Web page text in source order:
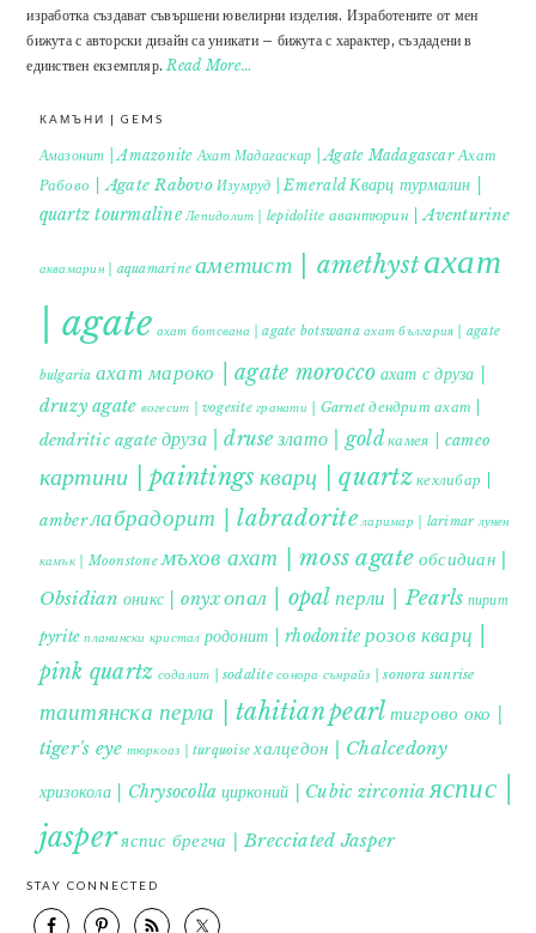
изработка създават съвършени ювелирни изделия. Изработените от мен
бижута с авторски дизайн са уникати – бижута с характер, създадени в
единствен екземпляр.Read More…
КАМЪНИ | GEMS
Амазонит | Amazonite Ахат Мадагаскар | Agate Madagascar Ахат
Рабово | Agate Rabovo Изумруд | Emerald Кварц турмалин |
quartz tourmaline Лепидолит | lepidolite авантюрин | Aventurine
аквамарин | aquamarine аметист | amethystахат
| agate ахат ботсвана | agate botswana ахат българия | agate
bulgaria ахат мароко | agate morocco ахат с друза |
druzy agate вогесит | vogesite гранати | Garnet дендрит ахат |
dendritic agate друза | druse злато | gold камея | cameo
картини | paintings кварц | quartzкехлибар |
amberлабрадорит | labradorite ларимар | larimar лунен
камък | Moonstone мъхов ахат | moss agate обсидиан |
Obsidian оникс | onyxопал | opal перли | Pearls пирит |
pyrite планински кристал родонит | rhodonite розов кварц |
pink quartz содалит | sodalite сонора сънрайз | sonora sunrise
таитянска перла | tahitian pearl тигрово око |
tiger's eye тюркоаз | turquoise халцедон | Chalcedony
хризокола | Chrysocolla цирконий | Cubic zirconia яспис |
jasperяспис брегча | Brecciated Jasper
STAY CONNECTED